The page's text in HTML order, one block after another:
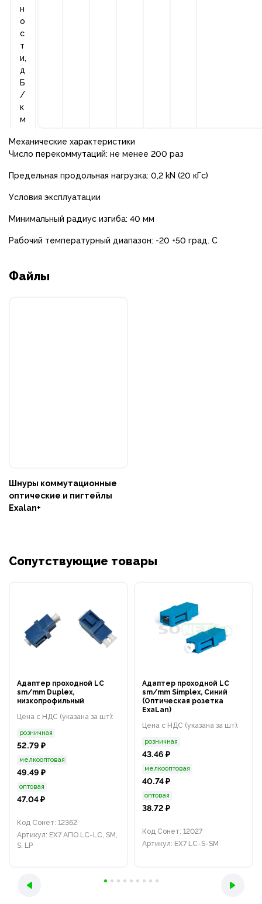
н
о
с
т
и,
д
Б
/
к
м
Механические характеристики
Число перекоммутаций: не менее 200 раз
Предельная продольная нагрузка: 0,2 kN (20 кГс)
Условия эксплуатации
Минимальный радиус изгиба: 40 мм
Рабочий температурный диапазон: -20 +50 град. С
Файлы
Шнуры коммутационные
оптические и пигтейлы
Exalan+
Сопутствующие товары
Адаптер проходной LC
sm/mm Duplex,
низкопрофильный
Цена с НДС (указана за шт):
розничная
52.79 ₽
мелкооптовая
49.49 ₽
оптовая
47.04 ₽
Код Сонет: 12362
Артикул: EX7 АПО LC-LC, SM,
S, LP
Адаптер проходной LC
sm/mm Simplex, Синий
(Оптическая розетка
ExaLan)
Цена с НДС (указана за шт):
розничная
43.46 ₽
мелкооптовая
40.74 ₽
оптовая
38.72 ₽
Код Сонет: 12027
Артикул: EX7 LC-S-SM